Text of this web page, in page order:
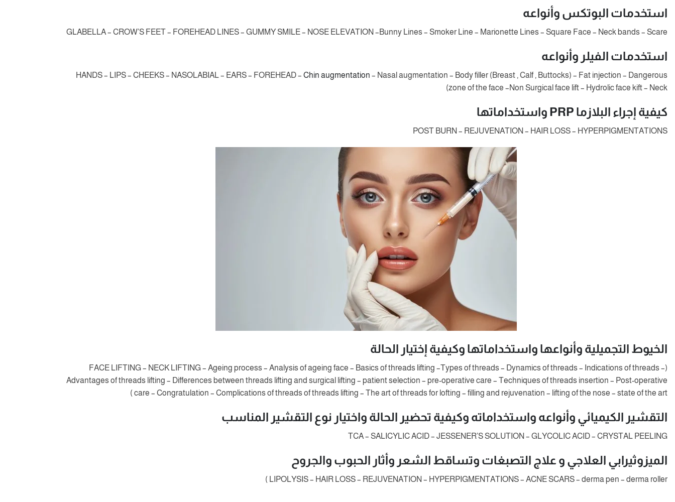
استخدمات البوتكس وأنواعه
GLABELLA – CROW’S FEET – FOREHEAD LINES – GUMMY SMILE – NOSE ELEVATION –Bunny Lines – Smoker Line – Marionette Lines – Square Face – Neck bands – Scare
استخدمات الفيلر وأنواعه
HANDS – LIPS – CHEEKS – NASOLABIAL – EARS – FOREHEAD – Chin augmentation – Nasal augmentation – Body filler (Breast , Calf , Buttocks) – Fat injection – Dangerous
zone of the face –Non Surgical face lift – Hydrolic face kift – Neck)
كيفية إجراء البلازما PRP واستخداماتها
POST BURN – REJUVENATION – HAIR LOSS – HYPERPIGMENTATIONS
الخيوط التجميلية وأنواعها واستخداماتها وكيفية إختيار الحالة
(FACE LIFTING – NECK LIFTING – Ageing process – Analysis of ageing face – Basics of threads lifting –Types of threads – Dynamics of threads – Indications of threads –
Advantages of threads lifting – Differences between threads lifting and surgical lifting – patient selection – pre-operative care – Techniques of threads insertion – Post-operative
care – Congratulation – Complications of threads of threads lifting – The art of threads for lofting – filling and rejuvenation – lifting of the nose – state of the art )
التقشير الكيميائي وأنواعه واستخداماته وكيفية تحضير الحالة واختيار نوع التقشير المناسب
TCA – SALICYLIC ACID – JESSENER’S SOLUTION – GLYCOLIC ACID – CRYSTAL PEELING
الميزوثيرابي العلاجي و علاج التصبغات وتساقط الشعر وأثار الحبوب والجروح
LIPOLYSIS – HAIR LOSS – REJUVENATION – HYPERPIGMENTATIONS – ACNE SCARS – derma pen – derma roller )